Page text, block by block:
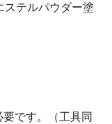
ステルパウダー塗
です。（工具同